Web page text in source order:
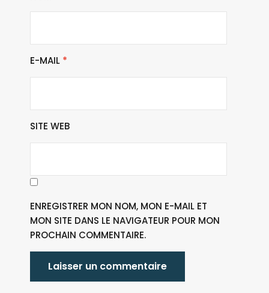
E-MAIL *
SITE WEB
ENREGISTRER MON NOM, MON E-MAIL ET
MON SITE DANS LE NAVIGATEUR POUR MON
PROCHAIN COMMENTAIRE.